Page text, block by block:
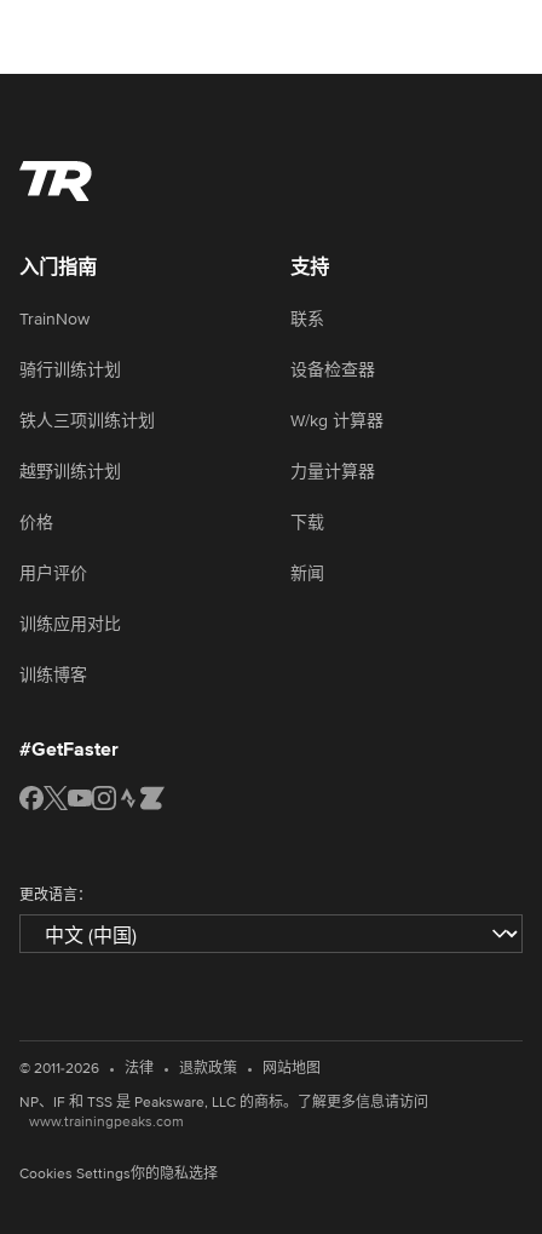
入门指南
TrainNow
骑行训练计划
铁人三项训练计划
越野训练计划
价格
用户评价
训练应用对比
训练博客
支持
联系
设备检查器
W/kg 计算器
力量计算器
下载
新闻
#GetFaster
更改语言：
© 2011-2026 • 法律 • 退款政策 •
网站地图
NP、IF 和 TSS 是 Peaksware, LLC 的商标。了解更多信息请访问
www.trainingpeaks.com
Cookies Settings你的隐私选择